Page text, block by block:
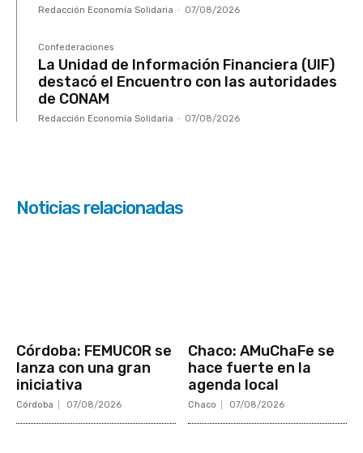
Redacción Economía Solidaria - 07/08/2026
Confederaciones
La Unidad de Información Financiera (UIF)
destacó el Encuentro con las autoridades
de CONAM
Redacción Economía Solidaria - 07/08/2026
Noticias relacionadas
Córdoba: FEMUCOR se
lanza con una gran
iniciativa
Córdoba 07/08/2026
Chaco: AMuChaFe se
hace fuerte en la
agenda local
Chaco 07/08/2026